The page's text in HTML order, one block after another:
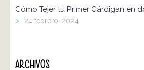
Cómo Tejer tu Primer Cárdigan en
> 24 febrero, 2024
ARCHIVOS